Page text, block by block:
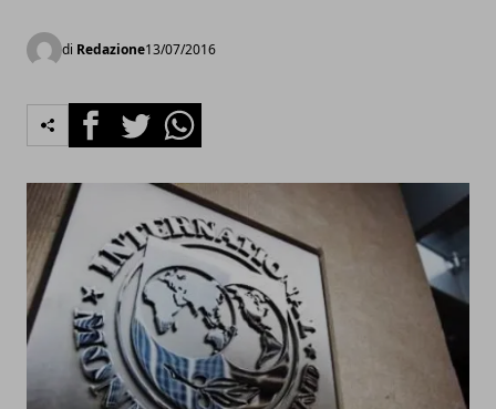
di Redazione13/07/2016
FacebookTwitterWhatsapp